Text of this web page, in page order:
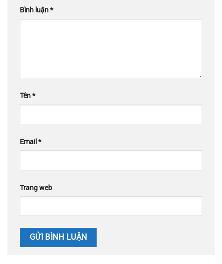
Bình luận*
Tên*
Email *
Trang web